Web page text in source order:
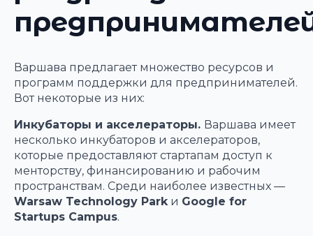
Варшава предлагает множество ресурсов и
программ поддержки для предпринимателей.
Вот некоторые из них:
Инкубаторы и акселераторы. Варшава имеет
несколько инкубаторов и акселераторов,
которые предоставляют стартапам доступ к
менторству, финансированию и рабочим
пространствам. Среди наиболее известных —
Warsaw Technology Parkи Google for
Startups Campus.